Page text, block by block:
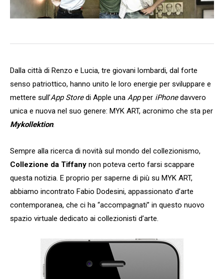
Dalla città di Renzo e Lucia, tre giovani lombardi, dal forte
senso patriottico, hanno unito le loro energie per sviluppare e
mettere sull’App Storedi Apple una Appper iPhonedavvero
unica e nuova nel suo genere: MYK ART, acronimo che sta per
Mykollektion.
Sempre alla ricerca di novità sul mondo del collezionismo,
Collezione da Tiffany non poteva certo farsi scappare
questa notizia. E proprio per saperne di più su MYK ART,
abbiamo incontrato Fabio Dodesini, appassionato d’arte
contemporanea, che ci ha “accompagnati” in questo nuovo
spazio virtuale dedicato ai collezionisti d’arte.